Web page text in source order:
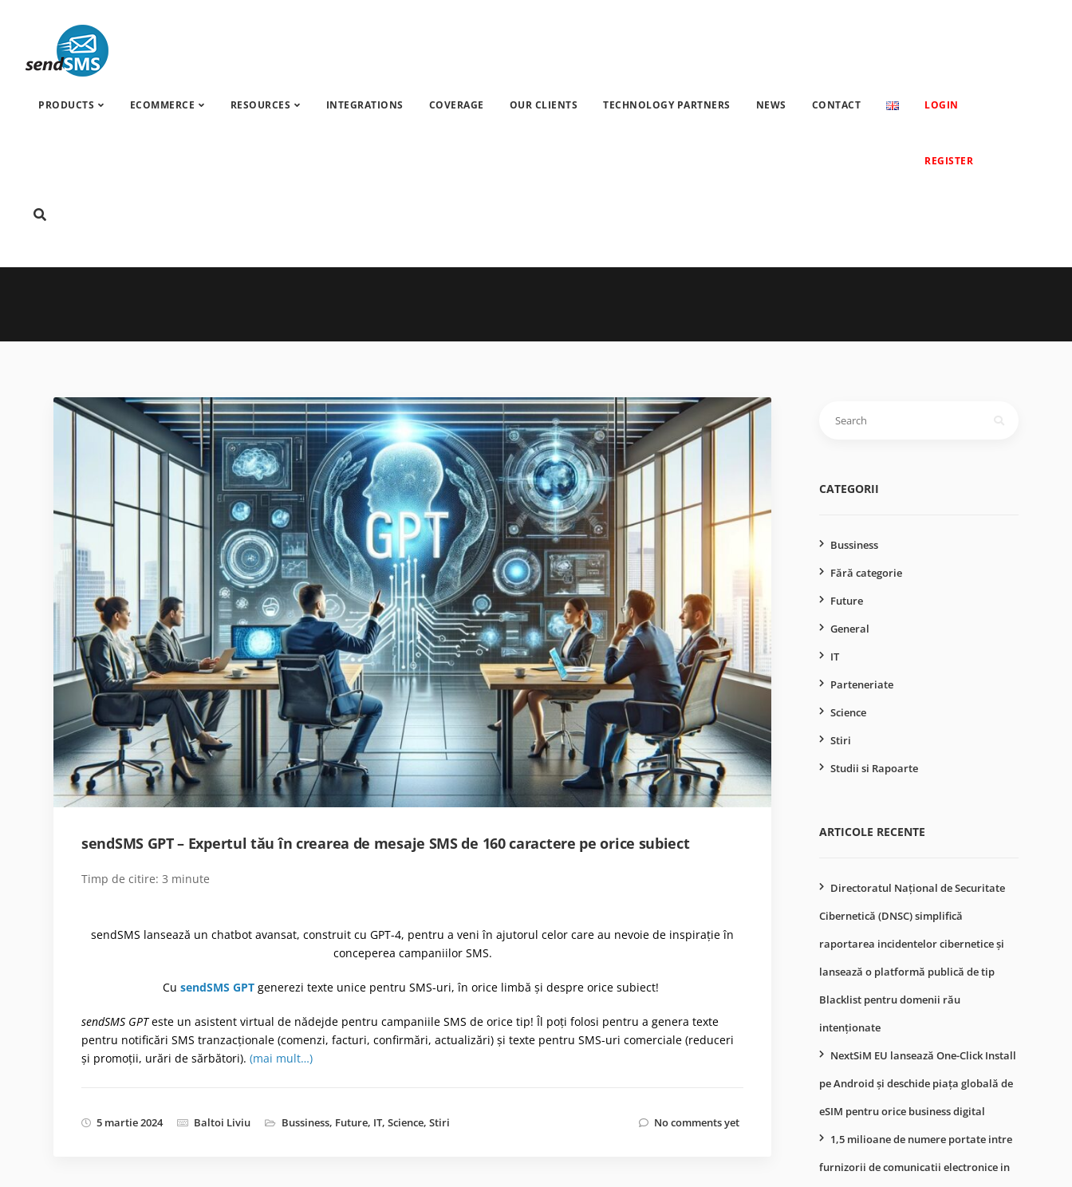
PRODUCTS ECOMMERCE RESOURCES INTEGRATIONS COVERAGE OUR CLIENTS TECHNOLOGY PARTNERS NEWS CONTACT LOGIN
REGISTER
sendSMS GPT – Expertul tău în crearea de mesaje SMS de 160 caractere pe orice subiect
Timp de citire: 3 minute
sendSMS lansează un chatbot avansat, construit cu GPT-4, pentru a veni în ajutorul celor care au nevoie de inspirație în
conceperea campaniilor SMS.
Cu sendSMS GPT generezi texte unice pentru SMS-uri, în orice limbă și despre orice subiect!
sendSMS GPTeste un asistent virtual de nădejde pentru campaniile SMS de orice tip! Îl poți folosi pentru a genera texte
pentru notificări SMS tranzacționale (comenzi, facturi, confirmări, actualizări) și texte pentru SMS-uri comerciale (reduceri
și promoții, urări de sărbători). (mai mult…)
5 martie 2024 Baltoi Liviu Bussiness, Future, IT, Science, Stiri No comments yet
după:
CATEGORII
Bussiness
Fără categorie
Future
General
IT
Parteneriate
Science
Stiri
Studii si Rapoarte
ARTICOLE RECENTE
Directoratul Național de Securitate
Cibernetică (DNSC) simplifică
raportarea incidentelor cibernetice și
lansează o platformă publică de tip
Blacklist pentru domenii rău
intenționate
NextSiM EU lansează One-Click Install
pe Android și deschide piața globală de
eSIM pentru orice business digital
1,5 milioane de numere portate intre
furnizorii de comunicatii electronice in